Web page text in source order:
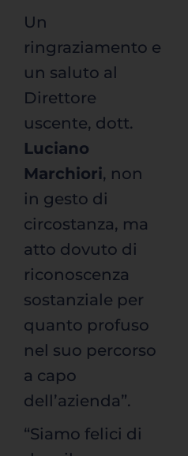
Un
ringraziamento e
un saluto al
Direttore
uscente, dott.
Luciano
Marchiori, non
in gesto di
circostanza, ma
atto dovuto di
riconoscenza
sostanziale per
quanto profuso
nel suo percorso
a capo
dell’azienda”.
“Siamo felici di